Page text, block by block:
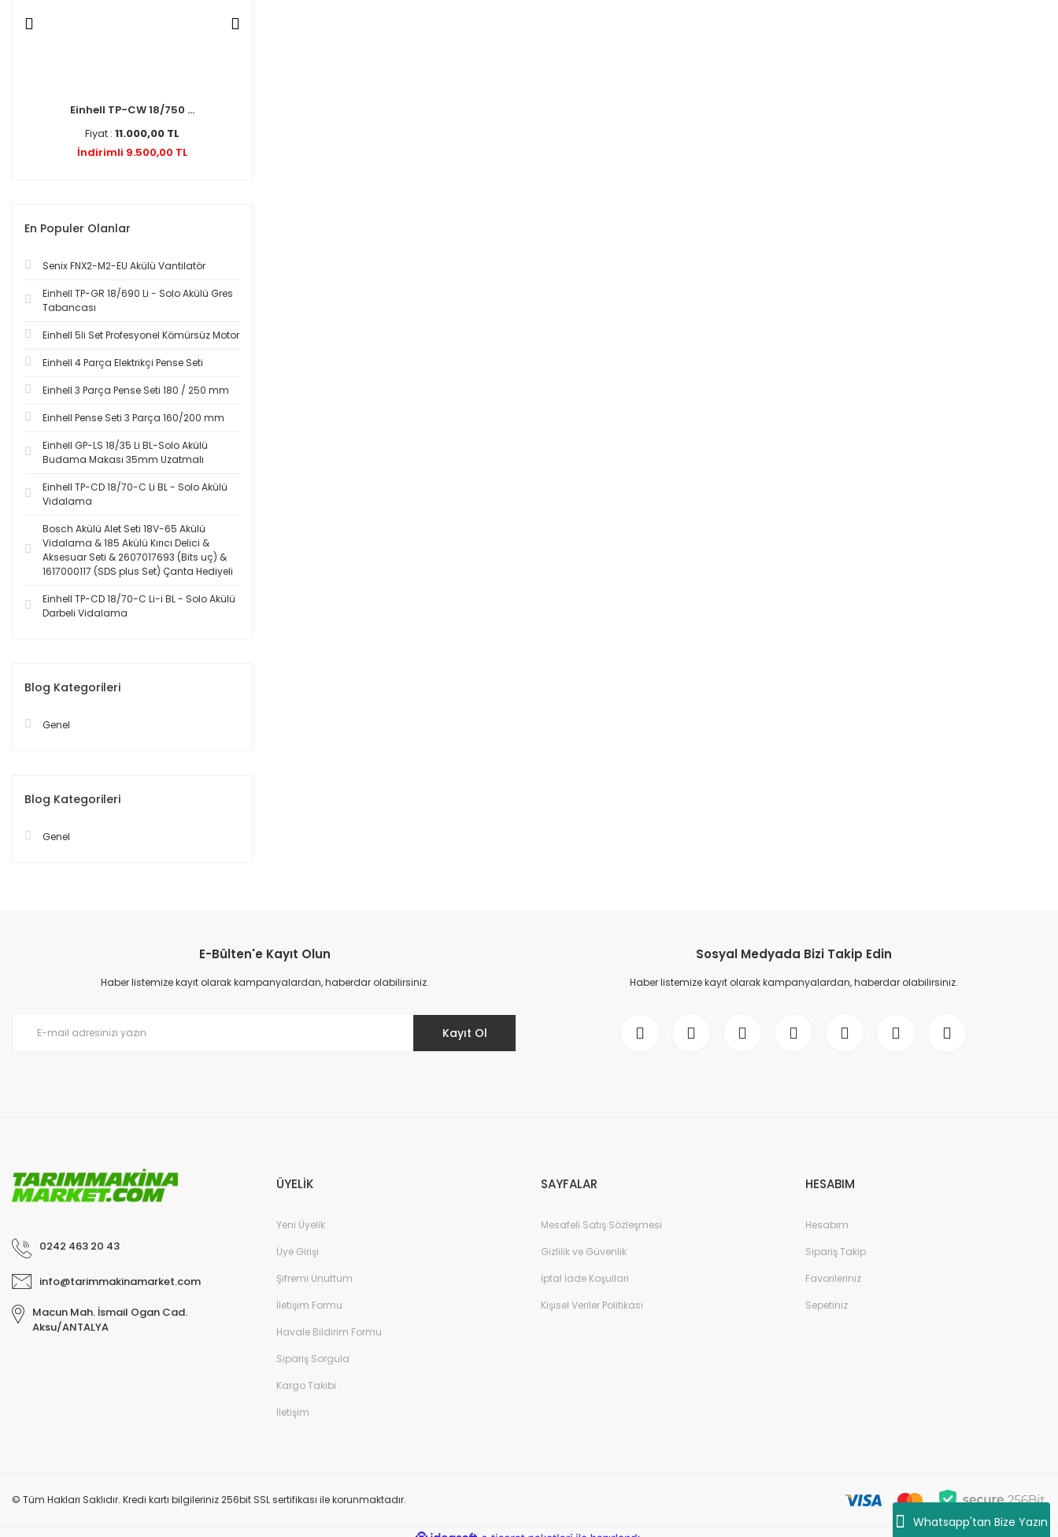
Whatsapp'tan Bize Yazın
Einhell TP-CW 18/750 ...
Fiyat : 11.000,00 TL
İndirimli 9.500,00 TL
En Populer Olanlar
Senix FNX2-M2-EU Akülü Vantilatör
Einhell TP-GR 18/690 Li - Solo Akülü Gres
Tabancası
Einhell 5li Set Profesyonel Kömürsüz Motor
Einhell 4 Parça Elektrikçi Pense Seti
Einhell 3 Parça Pense Seti 180 / 250 mm
Einhell Pense Seti 3 Parça 160/200 mm
Einhell GP-LS 18/35 Li BL-Solo Akülü
Budama Makası 35mm Uzatmalı
Einhell TP-CD 18/70-C Li BL - Solo Akülü
Vidalama
Bosch Akülü Alet Seti 18V-65 Akülü
Vidalama & 185 Akülü Kırıcı Delici &
Aksesuar Seti & 2607017693 (Bits uç) &
1617000117 (SDS plus Set) Çanta Hediyeli
Einhell TP-CD 18/70-C Li-i BL - Solo Akülü
Darbeli Vidalama
Blog Kategorileri
Genel
Blog Kategorileri
Genel
E-Bülten'e Kayıt Olun
Haber listemize kayıt olarak kampanyalardan, haberdar olabilirsiniz.
Kayıt Ol
Sosyal Medyada Bizi Takip Edin
Haber listemize kayıt olarak kampanyalardan, haberdar olabilirsiniz.
0242 463 20 43
info@tarimmakinamarket.com
Macun Mah. İsmail Ogan Cad.
Aksu/ANTALYA
ÜYELİK
Yeni Üyelik
Üye Girişi
Şifremi Unuttum
İletişim Formu
Havale Bildirim Formu
Sipariş Sorgula
Kargo Takibi
İletişim
SAYFALAR
Mesafeli Satış Sözleşmesi
Gizlilik ve Güvenlik
İptal İade Koşullari
Kişisel Veriler Politikası
HESABIM
Hesabım
Sipariş Takip
Favorileriniz
Sepetiniz
© Tüm Hakları Saklıdır. Kredi kartı bilgileriniz 256bit SSL sertifikası ile korunmaktadır.